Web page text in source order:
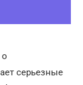
серьезные